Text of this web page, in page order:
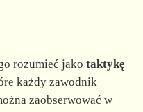
rozumieć jako taktykę
każdy zawodnik
zaobserwować w